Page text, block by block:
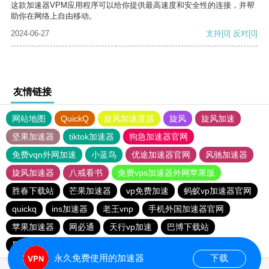
这款加速器VPM应用程序可以给你提供最高速度和安全性的连接，并帮
助你在网络上自由移动。
2024-06-27
支持[0] 反对[0]
友情链接
网站地图 QuickQ 旋风加速度器 旋风
旋风加速
坚果加速器
tiktok加速器
狗急加速器官网
免费vqn外网加速
小蓝鸟 优途加速器官网
风驰加速器
旋风加速器
八戒看书
免费vps加速器外网苹果版
胜春下载站
芒果加速器 vp免费加速
蚂蚁vp加速器官网
quickq
ins加速器 老王vnp
手机外国加速器官网
苹果加速器
网必通 天行vp加速
巴博下载站
黑洞加速噐
永久免费使用的加速器 下载